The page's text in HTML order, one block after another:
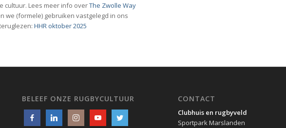
cultuur. Lees meer info overThe Zwolle Way
we (formele) gebruiken vastgelegd in ons
HHR oktober 2025
BELEEF ONZE RUGBYCULTUUR CONTACT
Clubhuis en rugbyveld
Sportpark Marslanden